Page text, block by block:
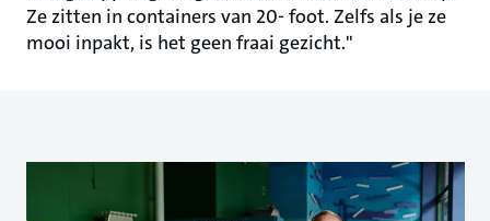
Ze zitten in containers van 20- foot. Zelfs als je ze
mooi inpakt, is het geen fraai gezicht."